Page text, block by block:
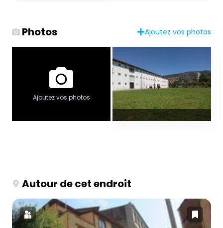
Photos Ajoutez vos photos
Ajoutez vos photos
Autour de cet endroit